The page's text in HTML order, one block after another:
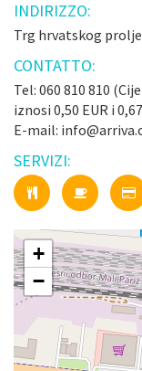
INDIRIZZO:
Trg hrvatskog
CONTATTO:
Tel: 060 810 810
iznosi 0,50 EUR i
E-mail:
SERVIZI:
+
−